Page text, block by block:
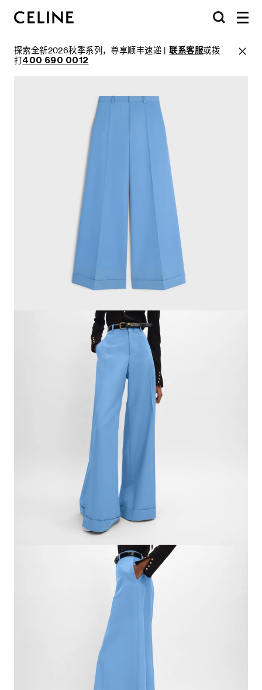
探索全新2026秋季系列，尊享顺丰速递 |联系客服或拨
打400 690 0012